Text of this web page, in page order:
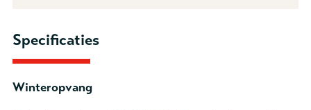
Specificaties
Winteropvang